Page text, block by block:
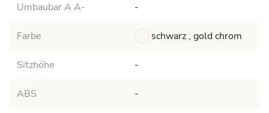
Umbaubar A A- -
Farbe schwarz , gold chrom
Sitzhöhe -
ABS -